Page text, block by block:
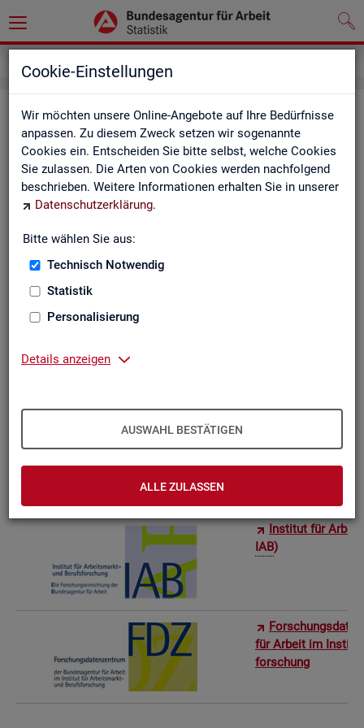
Cookie-Einstellungen
Wir möchten unsere Online-Angebote auf Ihre Bedürfnisse
anpassen. Zu diesem Zweck setzen wir sogenannte
Cookies ein. Entscheiden Sie bitte selbst, welche Cookies
Sie zulassen. Die Arten von Cookies werden nachfolgend
beschrieben. Weitere Informationen erhalten Sie in unserer
Datenschutzerklärung.
Bitte wählen Sie aus:
Technisch Notwendig
Statistik
Personalisierung
Details anzeigen
AUSWAHL BESTÄTIGEN
ALLE ZULASSEN
Wei­te­re Sta­tis­tik­an­ge­bo­te
Hier er­hal­ten Sie eine Aus­wahl wei­te­rer Sta­tis­tik­an­ge­bo­te an­
de­rer In­sti­tu­tio­nen:
In­sti­tut für
IAB)
für Ar­beit im
for­schung